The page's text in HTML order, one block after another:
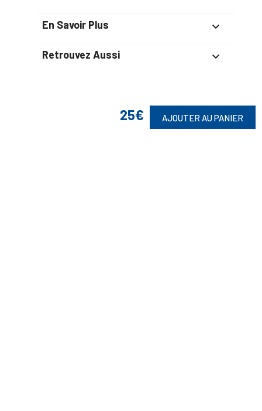
25€ AJOUTER AU PANIER
En Savoir Plus 
Retrouvez Aussi 
Suivez-Nous